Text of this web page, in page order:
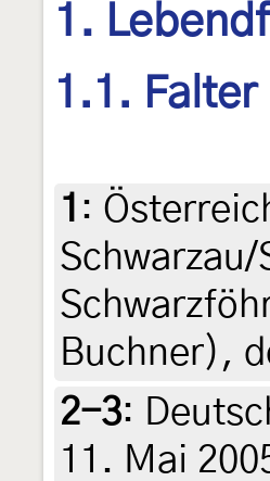
1.
1.1. Falter
1 :
Buchner),
2-3:
11. Mai